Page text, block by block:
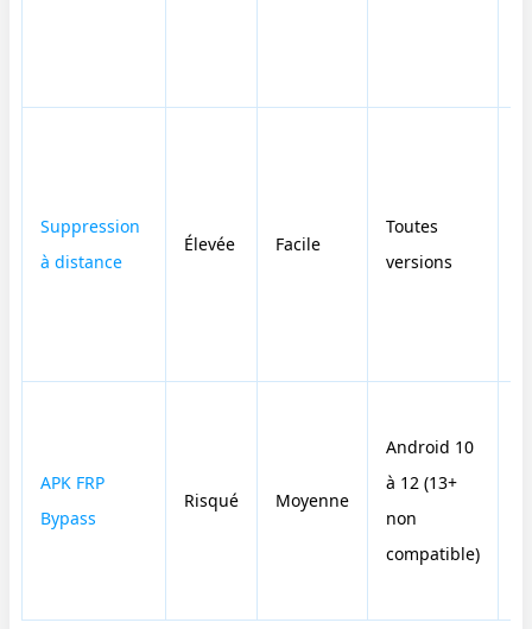
Suppression
à distance
Élevée Facile
Toutes
versions
APK FRP
Bypass
Risqué Moyenne
Android 10
à 12 (13+
non
compatible)